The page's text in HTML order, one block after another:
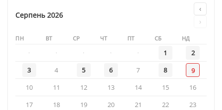
Серпень 2026
‹
›
ПН ВТ СР ЧТ ПТ СБ НД
· · · · · 1
2
3
4 5 6 7 8
9
10
11 12 13 14 15
16
17
18 19 20 21 22
23